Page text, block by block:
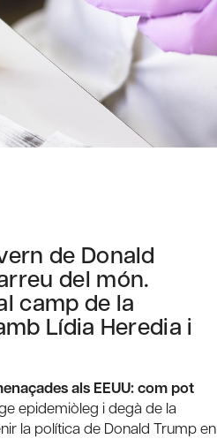
de Donald
del món.
camp de la
Lídia Heredia i
als EEUU: com pot
epidemiòleg i degà de la
la política de Donald Trump en